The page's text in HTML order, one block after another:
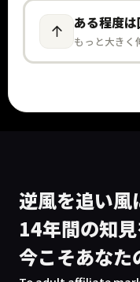
ある程度
もっと大きく
逆風を追い風
14年間の知見
今こそあな